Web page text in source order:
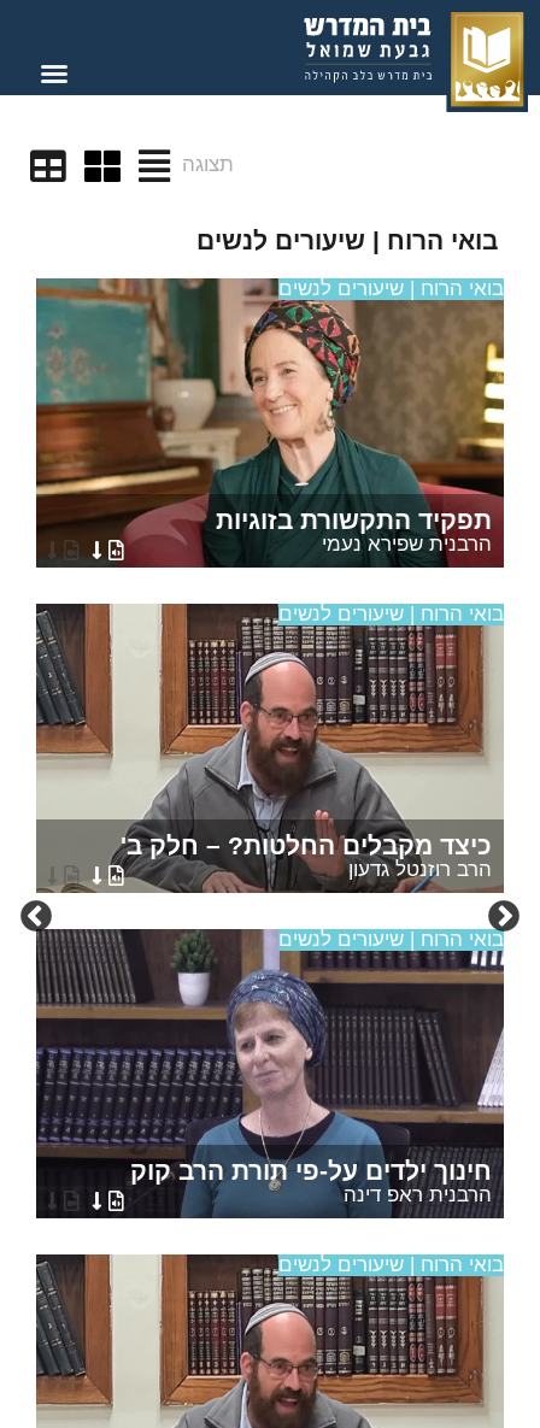
תצוגה
בואי הרוח | שיעורים לנשים
בואי הרוח | שיעורים לנשים
תפקיד התקשורת בזוגיות
הרבנית שפירא נעמי
בואי הרוח | שיעורים לנשים
כיצד מקבלים החלטות? – חלק ב'
הרב רוזנטל גדעון
בואי הרוח | שיעורים לנשים
חינוך ילדים על-פי תורת הרב קוק
הרבנית ראפ דינה
בואי הרוח | שיעורים לנשים